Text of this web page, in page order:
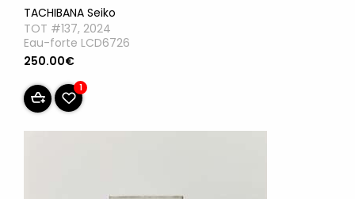
TACHIBANA Seiko
TOT #137, 2024
Eau-forte LCD6726
250.00€
1